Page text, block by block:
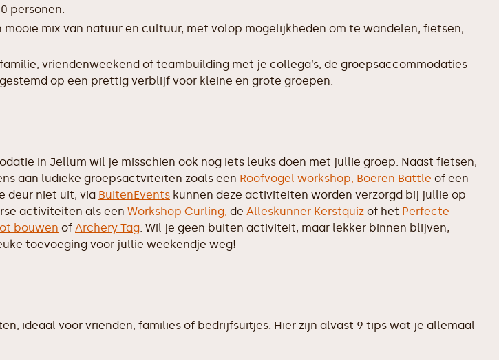
personen.
mix van natuur en cultuur, met volop mogelijkheden om te wandelen, fietsen,
vriendenweekend of teambuilding met je collega’s, de groepsaccommodaties
op een prettig verblijf voor kleine en grote groepen.
in Jellum wil je misschien ook nog iets leuks doen met jullie groep. Naast fietsen,
aan ludieke groepsactviteiten zoals een Roofvogel workshop, Boeren Battle of een
deur niet uit, via BuitenEvents kunnen deze activiteiten worden verzorgd bij jullie op
activiteiten als een Workshop Curling, de Alleskunner Kerstquiz of het Perfecte
bouwen of Archery Tag. Wil je geen buiten activiteit, maar lekker binnen blijven,
toevoeging voor jullie weekendje weg!
ideaal voor vrienden, families of bedrijfsuitjes. Hier zijn alvast 9 tips wat je allemaal